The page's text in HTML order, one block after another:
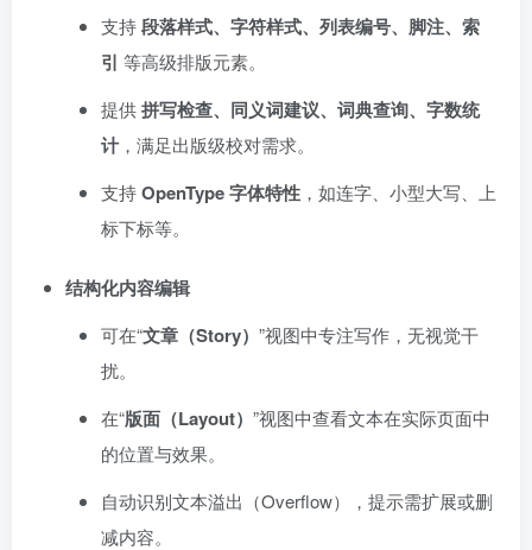
支持段落样式、字符样式、列表编号、脚注、索
引 等高级排版元素。
提供拼写检查、同义词建议、词典查询、字数统
计，满足出版级校对需求。
支持OpenType 字体特性 ，如连字、小型大写、上
标下标等。
结构化内容编辑
可在“文章（Story） ”视图中专注写作，无视觉干
扰。
在“版面（Layout） ”视图中查看文本在实际页面中
的位置与效果。
自动识别文本溢出（Overflow），提示需扩展或删
减内容。